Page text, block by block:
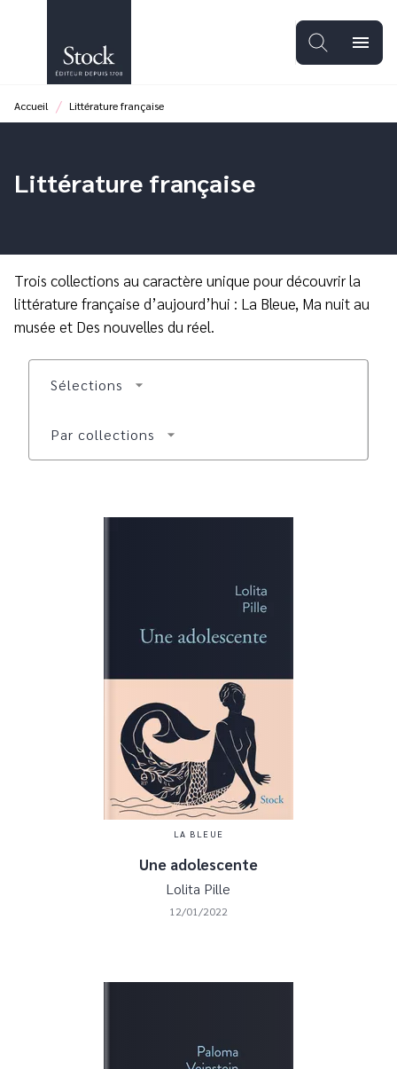
PIED DE PAGE
menu
Accueil / Littérature française
Littérature française
Trois collections au caractère unique pour découvrir la
littérature française d’aujourd’hui : La Bleue, Ma nuit au
musée et Des nouvelles du réel.
Sélections arrow_drop_down
Par collections arrow_drop_down
LA BLEUE
Une adolescente
Lolita Pille
12/01/2022